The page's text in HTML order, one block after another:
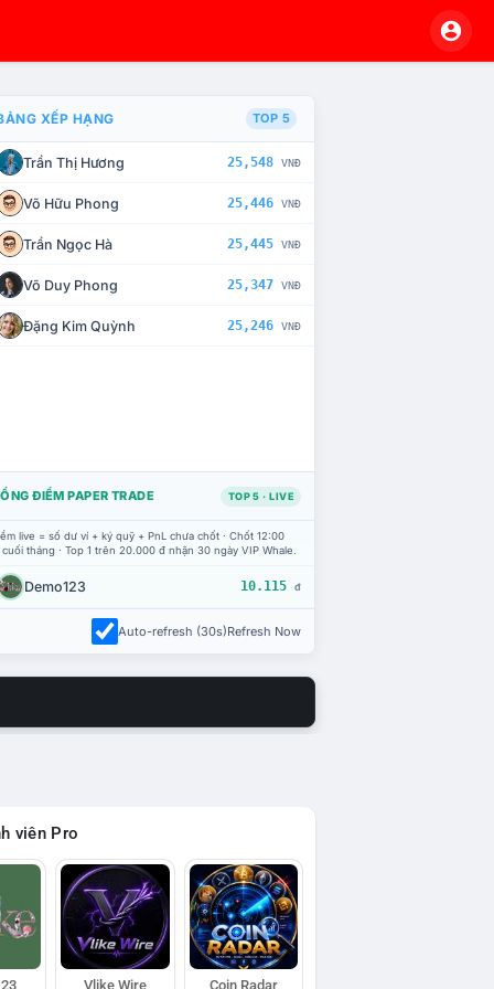
CHẾ TÀI XỬ LÝ VI PHẠM
XẾP HẠNG TOP 5
Trần Thị Hương 25,548 VNĐ
Võ Hữu Phong 25,446 VNĐ
Trần Ngọc Hà 25,445 VNĐ
Võ Duy Phong 25,347 VNĐ
Đặng Kim Quỳnh 25,246 VNĐ
ĐIỂM PAPER TRADE TOP 5 · LIVE
live = số dư ví + ký quỹ + PnL chưa chốt · Chốt 12:00
tháng · Top 1 trên 20.000 đ nhận 30 ngày VIP Whale.
Demo123 10.115 đ
Auto-refresh (30s)Refresh Now
viên Pro
Vlike Wire Coin Radar